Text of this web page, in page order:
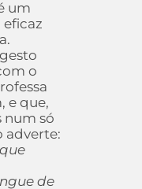
um
o
e que,
num só
adverte:
de